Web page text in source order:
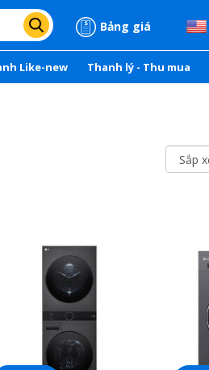
Bảng giá
Like-new Thanh lý - Thu mua